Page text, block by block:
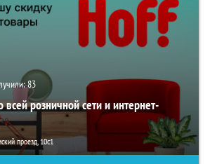
83
розничной сети и интернет-
проезд, 10с1